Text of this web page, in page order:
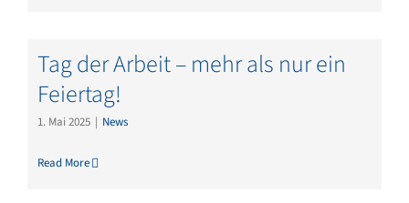
Tag der Arbeit – mehr als nur ein
Feiertag!
1. Mai 2025 | News
Read More